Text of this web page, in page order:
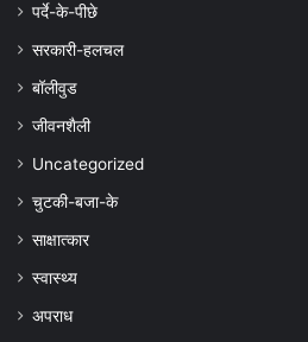
पर्दे-के-पीछे
सरकारी-हलचल
बॉलीवुड
जीवनशैली
Uncategorized
चुटकी-बजा-के
साक्षात्कार
स्वास्थ्य
अपराध